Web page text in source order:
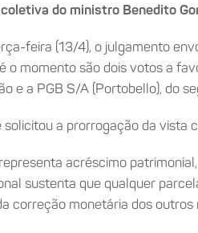
do ministro Benedito
feira (13/4), o julgamento
momento são dois votos a
e a PGB S/A (Portobello), do
a prorrogação da
acréscimo
sustenta que qualquer
correção monetária dos